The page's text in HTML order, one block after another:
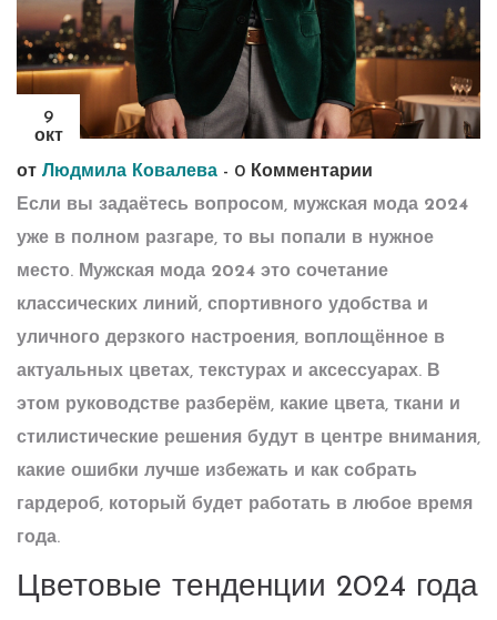
9
окт
от Людмила Ковалева - 0 Комментарии
Если вы задаётесь вопросом, мужская мода 2024
уже в полном разгаре, то вы попали в нужное
место. Мужская мода 2024 это сочетание
классических линий, спортивного удобства и
уличного дерзкого настроения, воплощённое в
актуальных цветах, текстурах и аксессуарах. В
этом руководстве разберём, какие цвета, ткани и
стилистические решения будут в центре внимания,
какие ошибки лучше избежать и как собрать
гардероб, который будет работать в любое время
года.
Цветовые тенденции 2024 года